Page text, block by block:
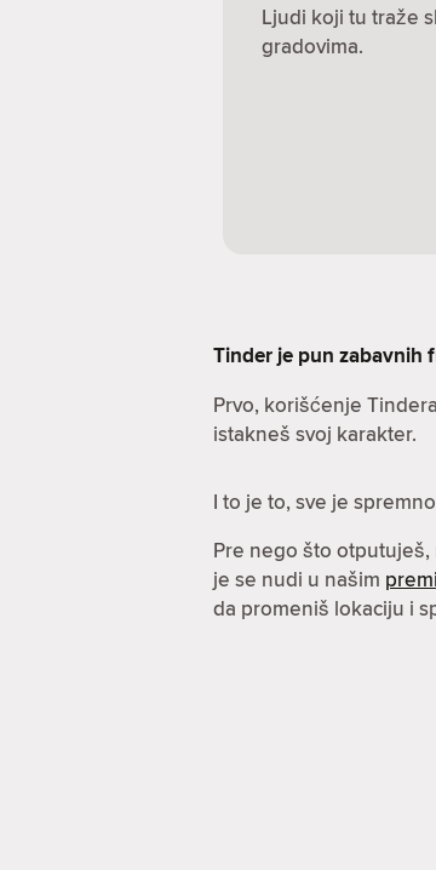
Ljudi koji tu traže
gradovima.
Tinder je pun zabavnih
Prvo, korišćenje
istakneš svoj karakter.
I to je to, sve je
Pre nego što
je se nudi u našim
da promeniš lokaciju i